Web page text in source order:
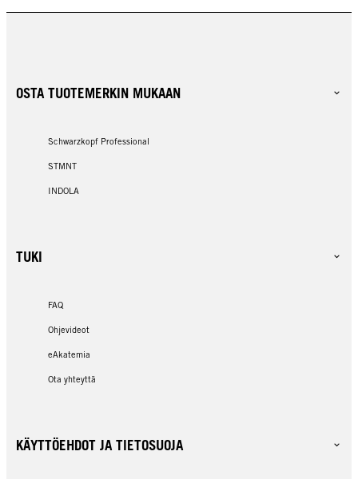
OSTA TUOTEMERKIN MUKAAN
Schwarzkopf Professional
STMNT
INDOLA
TUKI
FAQ
Ohjevideot
eAkatemia
Ota yhteyttä
KÄYTTÖEHDOT JA TIETOSUOJA